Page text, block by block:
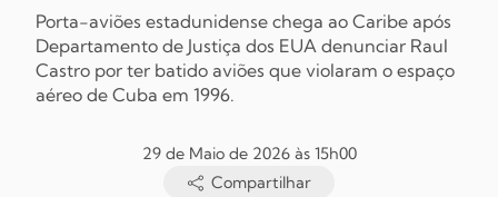
Porta-aviões estadunidense chega ao Caribe após
Departamento de Justiça dos EUA denunciar Raul
Castro por ter batido aviões que violaram o espaço
aéreo de Cuba em 1996.
29 de Maio de 2026 às 15h00
Compartilhar